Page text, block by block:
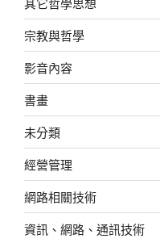
宗教與哲學
影音內容
書畫
未分類
經營管理
網路相關技術
資訊、網路、通訊技術